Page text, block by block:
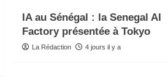
IA au Sénégal : la Senegal AI
Factory présentée à Tokyo
La Rédaction 4 jours il y a